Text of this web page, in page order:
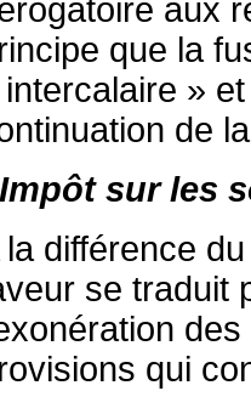
aux
que la
intercalaire »
de
sur les
la différence
se traduit
qui